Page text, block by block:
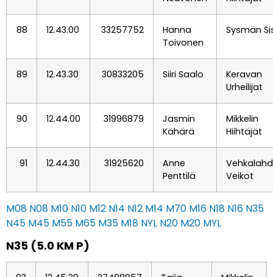
88 12.43.00 33257752
Hanna
Toivonen
Sysmän
89 12.43.30 30833205 Siiri Saalo
Keravan
Urheilijat
90 12.44.00 31996879
Jasmin
Kähärä
Mikkelin
Hiihtäjät
91 12.44.30 31925620
Anne
Penttilä
Veikot
M08 N08 M10 N10 M12 N14 N12 M14 M70 M16 N18 N16 N35
N45 M45 M55 M65 M35 M18 NYL N20 M20 MYL
N35 (5.0 KM P)